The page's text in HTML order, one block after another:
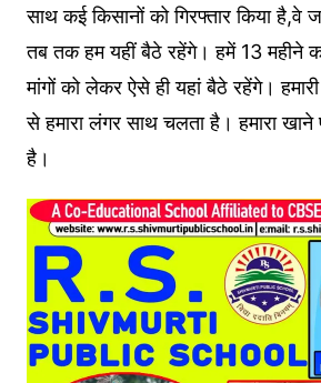
साथ कई किसानों को गिरफ्तार किया है,वे
तब तक हम यहीं बैठे रहेंगे। हमें 13 महीने
मांगों को लेकर ऐसे ही यहां बैठे रहेंगे। हमारी
से हमारा लंगर साथ चलता है। हमारा खाने
है।